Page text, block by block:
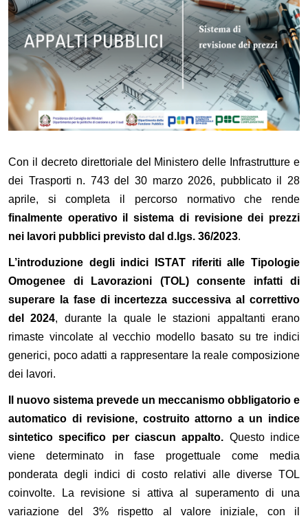
Con il decreto direttoriale del Ministero delle Infrastrutture e
dei Trasporti n. 743 del 30 marzo 2026, pubblicato il 28
aprile, si completa il percorso normativo che rende
finalmente operativo il sistema di revisione dei prezzi
nei lavori pubblici previsto dal d.lgs. 36/2023.
L’introduzione degli indici ISTAT riferiti alle Tipologie
Omogenee di Lavorazioni (TOL) consente infatti di
superare la fase di incertezza successiva al correttivo
del 2024, durante la quale le stazioni appaltanti erano
rimaste vincolate al vecchio modello basato su tre indici
generici, poco adatti a rappresentare la reale composizione
dei lavori.
Il nuovo sistema prevede un meccanismo obbligatorio e
automatico di revisione, costruito attorno a un indice
sintetico specifico per ciascun appalto. Questo indice
viene determinato in fase progettuale come media
ponderata degli indici di costo relativi alle diverse TOL
coinvolte. La revisione si attiva al superamento di una
variazione del 3% rispetto al valore iniziale, con il